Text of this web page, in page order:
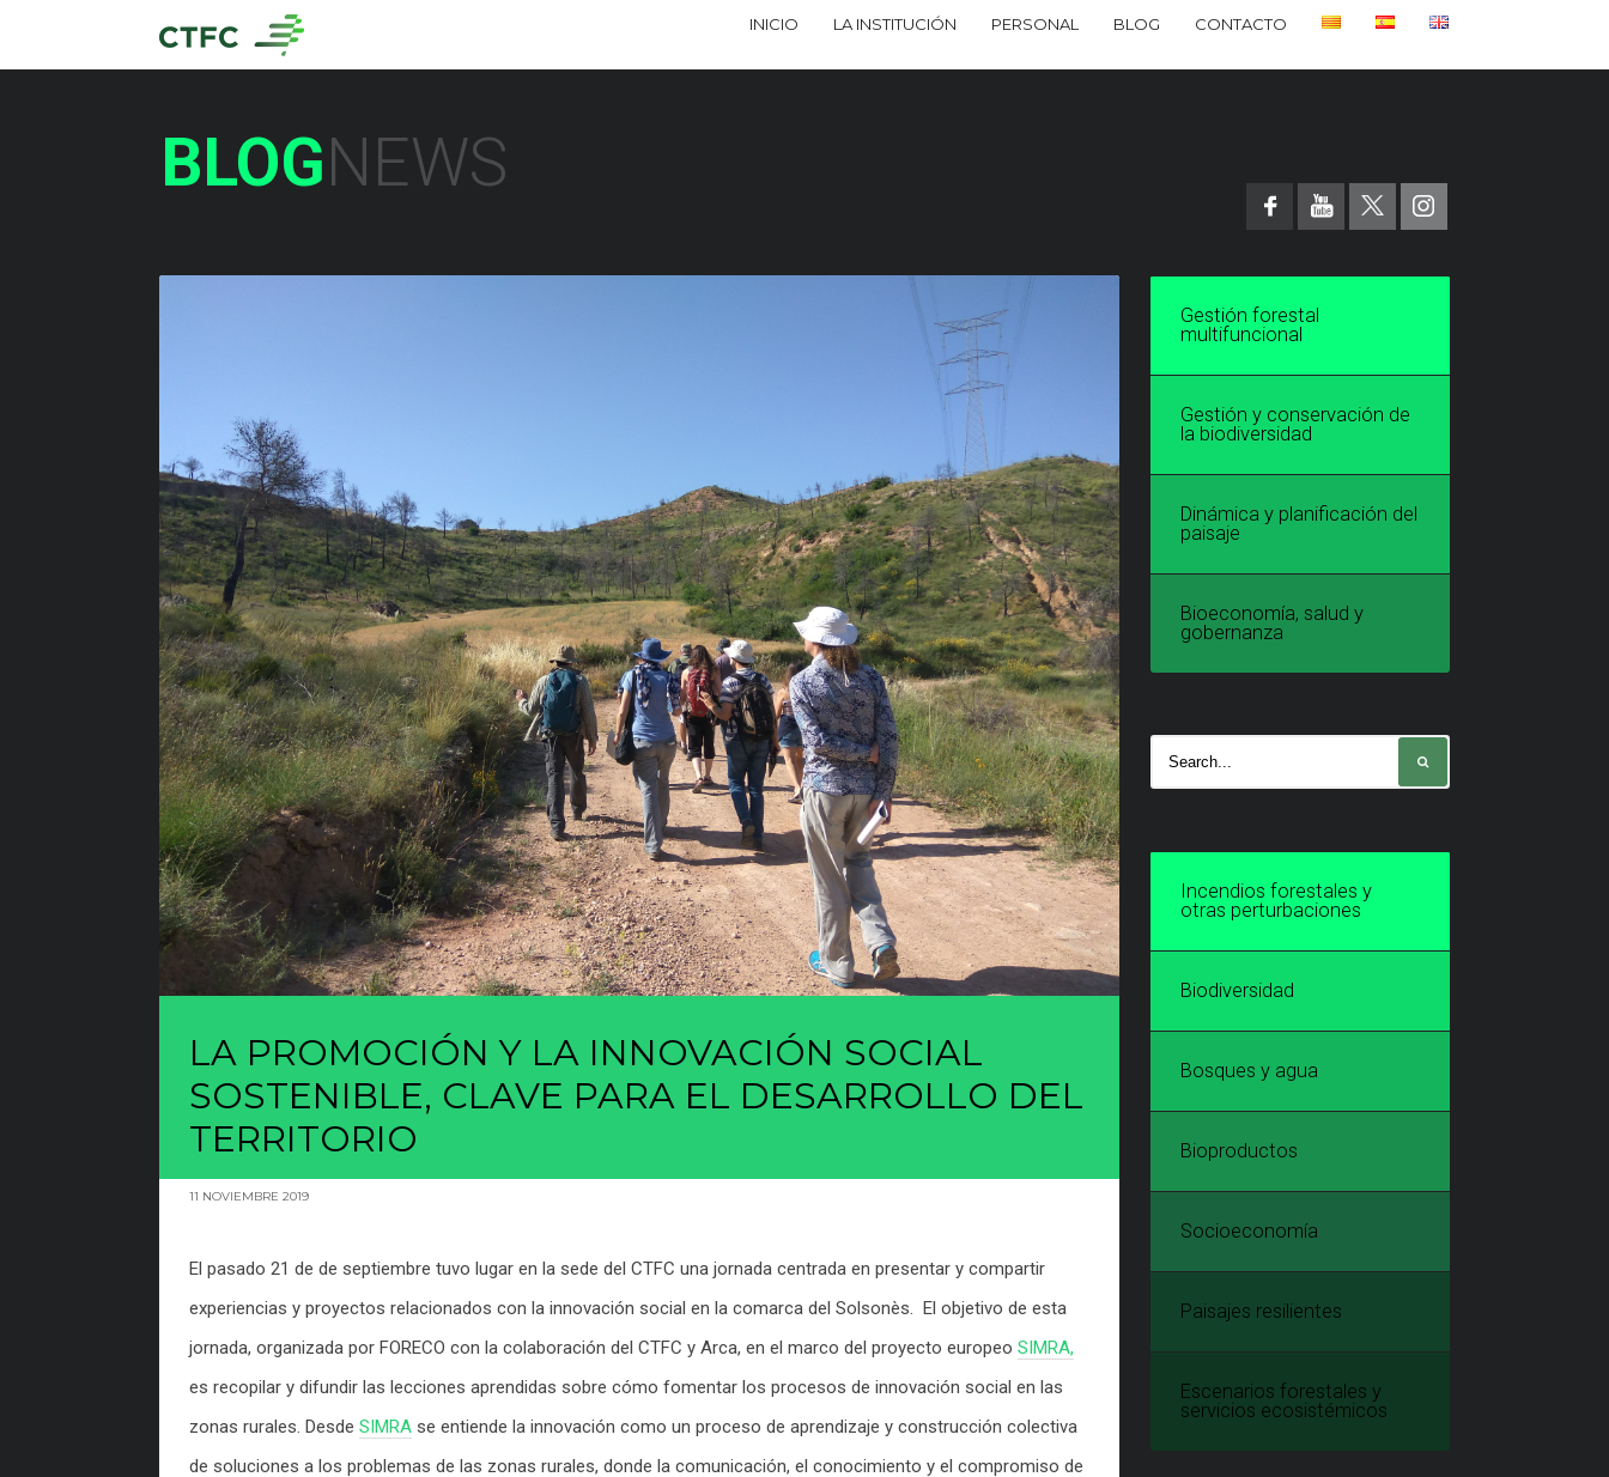
INICIO LA INSTITUCIÓN PERSONAL BLOG CONTACTO
BLOGNEWS
LA PROMOCIÓN Y LA INNOVACIÓN SOCIAL
SOSTENIBLE, CLAVE PARA EL DESARROLLO DEL
TERRITORIO
11 NOVIEMBRE 2019
El pasado 21 de de septiembre tuvo lugar en la sede del CTFC una jornada centrada en presentar y compartir
experiencias y proyectos relacionados con la innovación social en la comarca del Solsonès. El objetivo de esta
jornada, organizada por FORECO con la colaboración del CTFC y Arca, en el marco del proyecto europeo SIMRA,
es recopilar y difundir las lecciones aprendidas sobre cómo fomentar los procesos de innovación social en las
zonas rurales. Desde SIMRA se entiende la innovación como un proceso de aprendizaje y construcción colectiva
de soluciones a los problemas de las zonas rurales, donde la comunicación, el conocimiento y el compromiso de
Gestión forestal
multifuncional
Gestión y conservación de
la biodiversidad
Dinámica y planificación del
paisaje
Bioeconomía, salud y
gobernanza
Incendios forestales y
otras perturbaciones
Biodiversidad
Bosques y agua
Bioproductos
Socioeconomía
Paisajes resilientes
Escenarios forestales y
servicios ecosistémicos